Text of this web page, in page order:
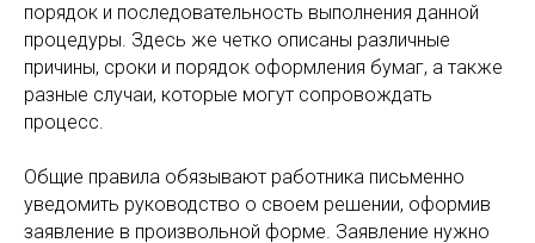
порядок и последовательность выполнения данной
процедуры. Здесь же четко описаны различные
причины, сроки и порядок оформления бумаг, а также
разные случаи, которые могут сопровождать
процесс.
Общие правила обязывают работника письменно
уведомить руководство о своем решении, оформив
заявление в произвольной форме. Заявление нужно